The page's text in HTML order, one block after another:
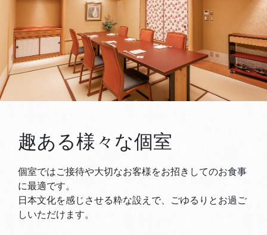
趣ある様々な個室
個室ではご接待や大切なお客様をお招きしてのお食事
に最適です。
日本文化を感じさせる粋な設えで、ごゆるりとお過ご
しいただけます。